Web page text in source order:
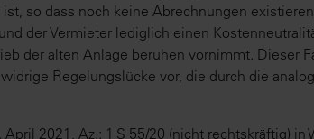
so dass noch keine Abrechnungen
der Vermieter lediglich einen
der alten Anlage beruhen vornimmt. Dieser
Regelungslücke vor, die durch die
2021, Az.: 1 S 55/20 (nicht rechtskräftig) in